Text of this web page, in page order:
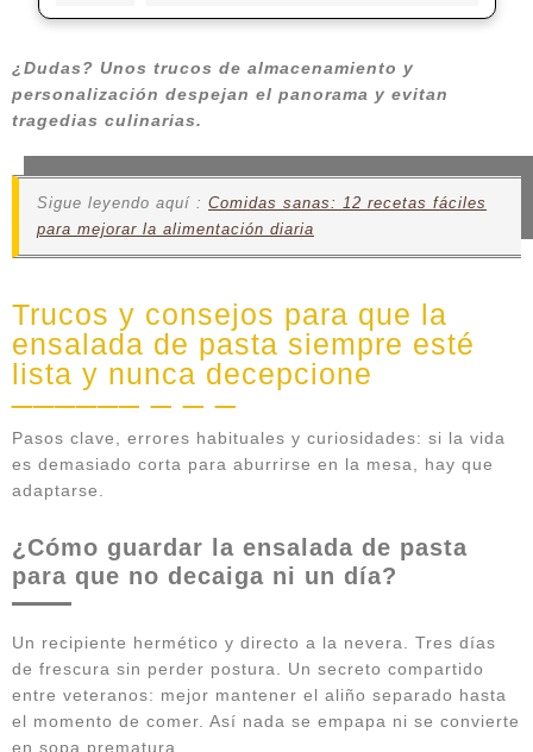
¿Dudas? Unos trucos de almacenamiento y
personalización despejan el panorama y evitan
tragedias culinarias.
Sigue leyendo aquí : Comidas sanas: 12 recetas fáciles
para mejorar la alimentación diaria
Trucos y consejos para que la
ensalada de pasta siempre esté
lista y nunca decepcione
Pasos clave, errores habituales y curiosidades: si la vida
es demasiado corta para aburrirse en la mesa, hay que
adaptarse.
¿Cómo guardar la ensalada de pasta
para que no decaiga ni un día?
Un recipiente hermético y directo a la nevera. Tres días
de frescura sin perder postura. Un secreto compartido
entre veteranos: mejor mantener el aliño separado hasta
el momento de comer. Así nada se empapa ni se convierte
en sopa prematura.